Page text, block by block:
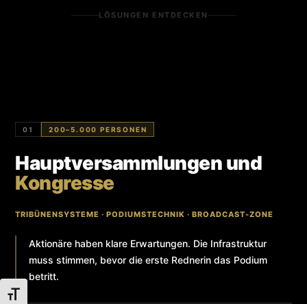
Schrift vergrößern
LÖSUNGEN ENTDECKEN
01 200–5.000 PERSONEN
Hauptversammlungen und
Kongresse
TRIBÜNENSYSTEME · PODIUMSTECHNIK · BROADCAST-ZONE
Aktionäre haben klare Erwartungen. Die Infrastruktur
muss stimmen, bevor die erste Rednerin das Podium
betritt.